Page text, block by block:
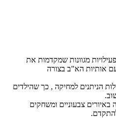
מגוונות שמקדמות את
אותיות הא"ב בצורה
הניתנים למחיקה , כך שהילדים
באיורים צבעוניים ומשחקים